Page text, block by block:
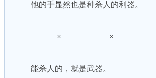
他的手显然也是种杀人的利器。
× ×
能杀人的，就是武器。